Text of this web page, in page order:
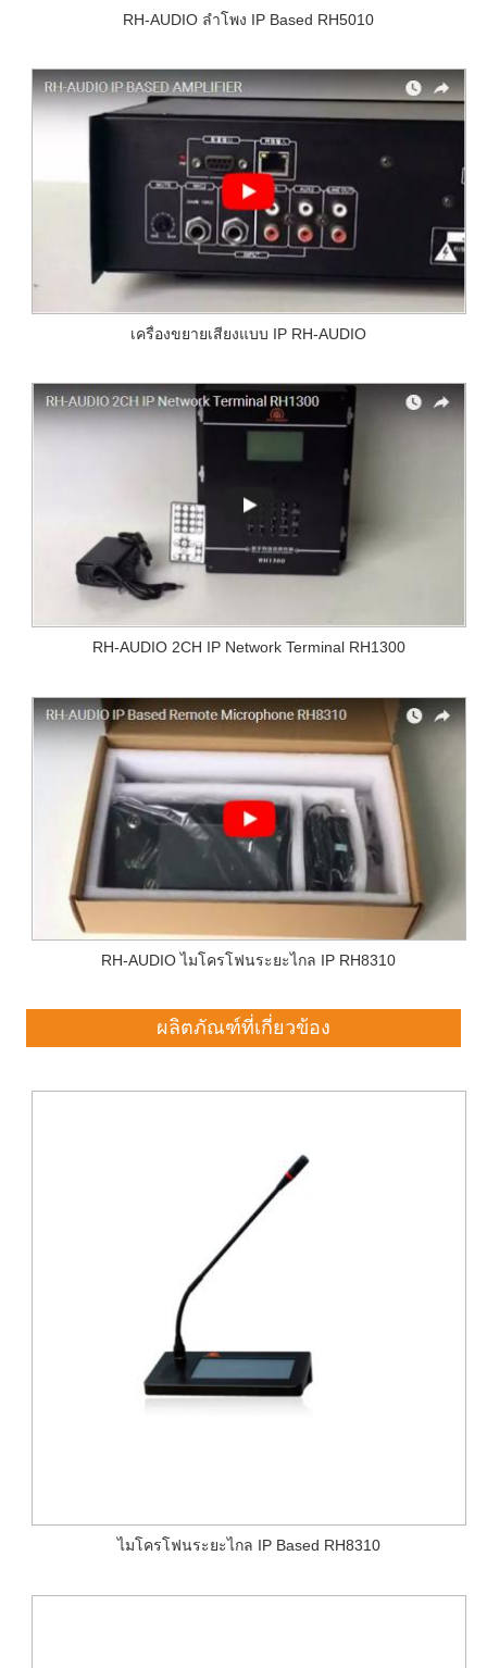
RH-AUDIO ลำโพง IP Based RH5010
เครื่องขยายเสียงแบบ IP RH-AUDIO
RH-AUDIO 2CH IP Network Terminal RH1300
RH-AUDIO ไมโครโฟนระยะไกล IP RH8310
ผลิตภัณฑ์ที่เกี่ยวข้อง
ไมโครโฟนระยะไกล IP Based RH8310